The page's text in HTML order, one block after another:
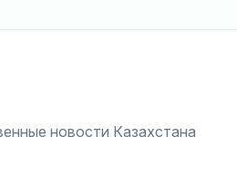
новости Казахстана